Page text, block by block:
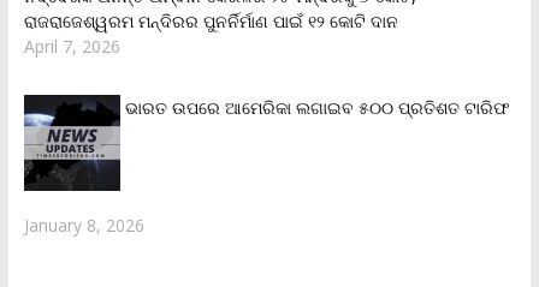
ରାଜରାଜେଶ୍ୱରମ ମନ୍ଦିରର ପୁନର୍ନିର୍ମାଣ ପାଇଁ ୧୨ କୋଟି ଦାନ
April 7, 2026
ଭାରତ ଉପରେ ଆମେରିକା ଲଗାଇବ ୫୦୦ ପ୍ରତିଶତ ଟାରିଫ
January 8, 2026